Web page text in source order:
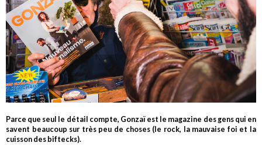
Parce que seul le détail compte, Gonzaï est le magazine des gens qui en
savent beaucoup sur très peu de choses (le rock, la mauvaise foi et la
cuisson des biftecks).